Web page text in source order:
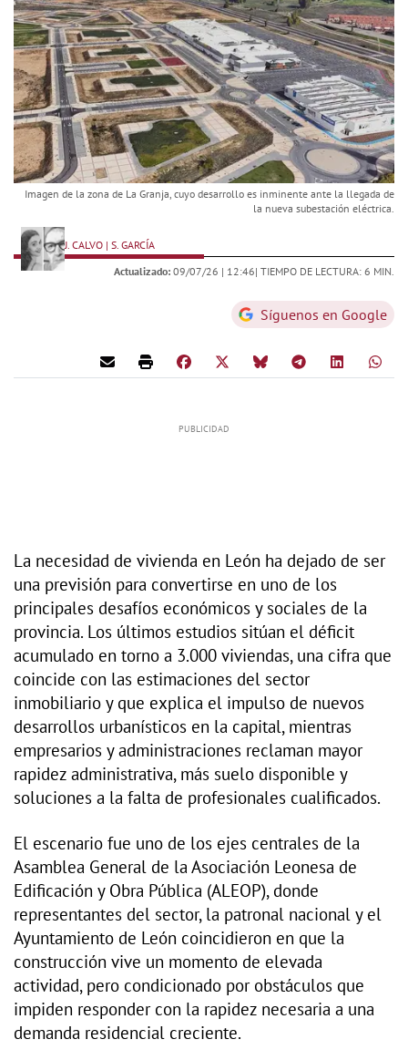
Imagen de la zona de La Granja, cuyo desarrollo es inminente ante la llegada de
la nueva subestación eléctrica.
J. CALVO | S. GARCÍA
Actualizado: 09/07/26 | 12:46| TIEMPO DE LECTURA: 6 MIN.
Síguenos en Google
La necesidad de vivienda en León ha dejado de ser
una previsión para convertirse en uno de los
principales desafíos económicos y sociales de la
provincia. Los últimos estudios sitúan el déficit
acumulado en torno a 3.000 viviendas, una cifra que
coincide con las estimaciones del sector
inmobiliario y que explica el impulso de nuevos
desarrollos urbanísticos en la capital, mientras
empresarios y administraciones reclaman mayor
rapidez administrativa, más suelo disponible y
soluciones a la falta de profesionales cualificados.
El escenario fue uno de los ejes centrales de la
Asamblea General de la Asociación Leonesa de
Edificación y Obra Pública (ALEOP), donde
representantes del sector, la patronal nacional y el
Ayuntamiento de León coincidieron en que la
construcción vive un momento de elevada
actividad, pero condicionado por obstáculos que
impiden responder con la rapidez necesaria a una
demanda residencial creciente.